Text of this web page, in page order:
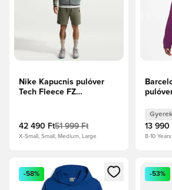
Nike Kapucnis pulóver
Tech Fleece FZ
42 490 Ft51 999 Ft
X-Small, Small, Medium, Large
13 990
8-10
Megnyit egy modált a
-58% -53%